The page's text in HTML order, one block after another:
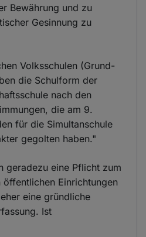
Bewährung und zu
Gesinnung zu
Volksschulen (Grund-
die Schulform der
nach den
die am 9.
für die Simultanschule
gegolten haben."
geradezu eine Pflicht zum
Einrichtungen
eine gründliche
Ist